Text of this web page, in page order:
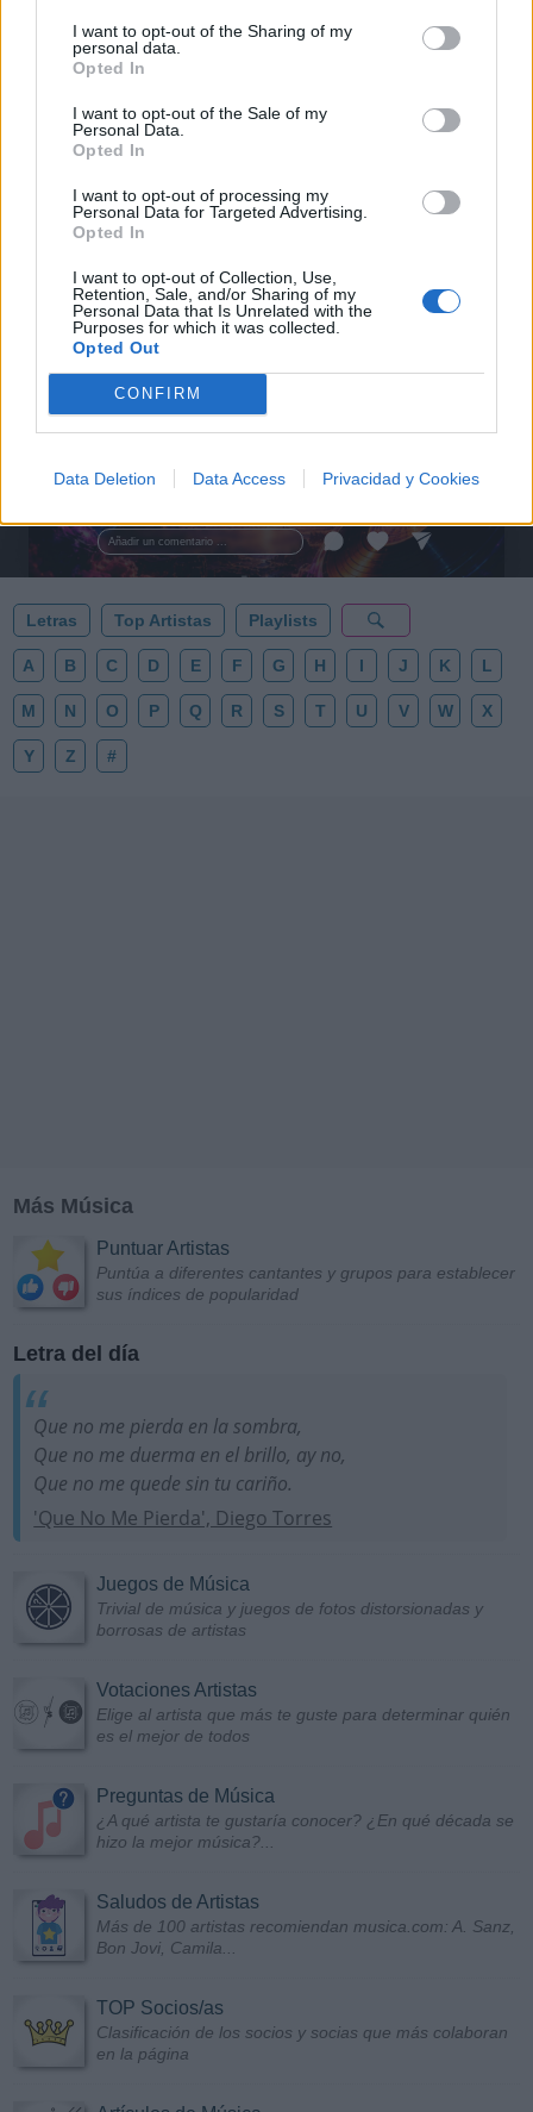
I want to opt-out of the Sharing of my
personal data.
Opted In
I want to opt-out of the Sale of my
Personal Data.
Opted In
I want to opt-out of processing my
Personal Data for Targeted Advertising.
Opted In
I want to opt-out of Collection, Use,
Retention, Sale, and/or Sharing of my
Personal Data that Is Unrelated with the
Purposes for which it was collected.
Opted Out
CONFIRM
Data Deletion Data Access Privacidad y Cookies
Añadir un comentario ...
🪐🚀 Canciones para Ver las Estrellas:
Psicodelia y Space Rock 🎸✨
psicodelia, space rock y atmósferas cósmicas para
tus noches de astronomía. 🪐🎸 Desconecta, mira
esta colección para tu próxima noche estrellada!
✨⭐
Letras Top Artistas Playlists
A B C D E F G H I J K L
M N O P Q R S T U V W X
Y Z #
Más Música
Puntuar Artistas
Puntúa a diferentes cantantes y grupos para establecer
sus índices de popularidad
Letra del día
Que no me pierda en la sombra,
Que no me duerma en el brillo, ay no,
Que no me quede sin tu cariño.
'Que No Me Pierda', Diego Torres
Juegos de Música
Trivial de música y juegos de fotos distorsionadas y
borrosas de artistas
Votaciones Artistas
Elige al artista que más te guste para determinar quién
es el mejor de todos
Preguntas de Música
¿A qué artista te gustaría conocer? ¿En qué década se
hizo la mejor música?...
Saludos de Artistas
Más de 100 artistas recomiendan musica.com: A. Sanz,
Bon Jovi, Camila...
TOP Socios/as
Clasificación de los socios y socias que más colaboran
en la página